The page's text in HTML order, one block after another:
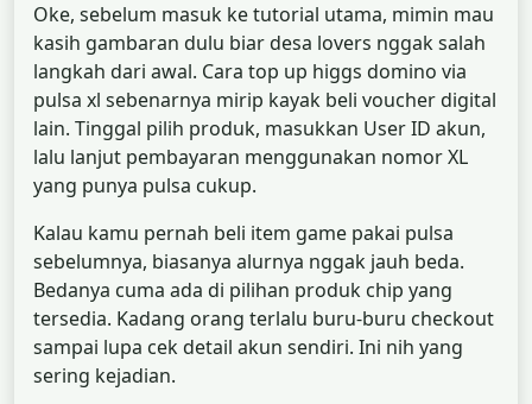
Oke, sebelum masuk ke tutorial utama, mimin mau
kasih gambaran dulu biar desa lovers nggak salah
langkah dari awal. Cara top up higgs domino via
pulsa xl sebenarnya mirip kayak beli voucher digital
lain. Tinggal pilih produk, masukkan User ID akun,
lalu lanjut pembayaran menggunakan nomor XL
yang punya pulsa cukup.
Kalau kamu pernah beli item game pakai pulsa
sebelumnya, biasanya alurnya nggak jauh beda.
Bedanya cuma ada di pilihan produk chip yang
tersedia. Kadang orang terlalu buru-buru checkout
sampai lupa cek detail akun sendiri. Ini nih yang
sering kejadian.